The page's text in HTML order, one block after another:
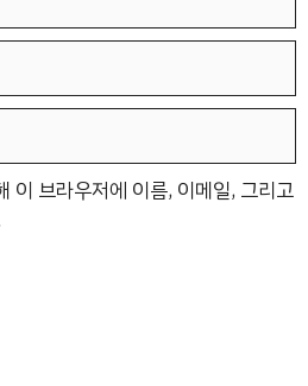
이 브라우저에 이름, 이메일, 그리고